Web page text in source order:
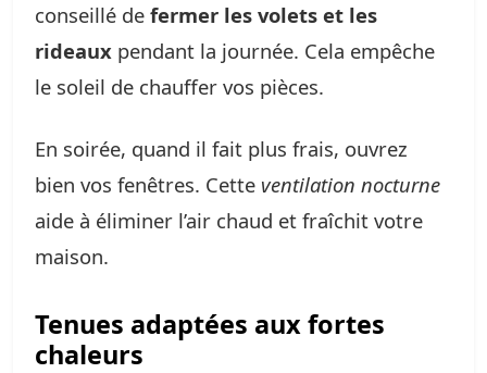
conseillé de fermer les volets et les
rideaux pendant la journée. Cela empêche
le soleil de chauffer vos pièces.
En soirée, quand il fait plus frais, ouvrez
bien vos fenêtres. Cette ventilation nocturne
aide à éliminer l’air chaud et fraîchit votre
maison.
Tenues adaptées aux fortes
chaleurs